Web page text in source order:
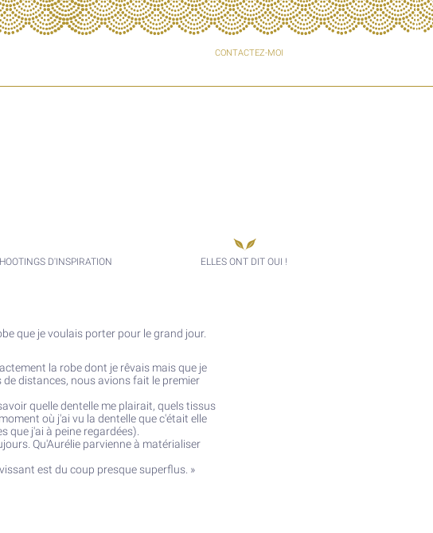
CONTACTEZ-MOI
D'INSPIRATION ELLES ONT DIT OUI !
que je voulais porter pour le grand jour.
la robe dont je rêvais mais que je
distances, nous avions fait le premier
quelle dentelle me plairait, quels tissus
où j'ai vu la dentelle que c'était elle
que j'ai à peine regardées).
Qu'Aurélie parvienne à matérialiser
est du coup presque superflus. »